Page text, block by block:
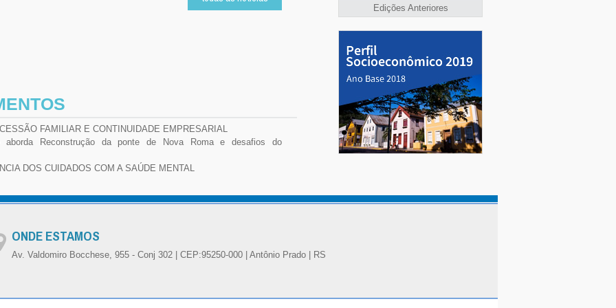
Edições Anteriores
ONDE ESTAMOS
Av. Valdomiro Bocchese, 955 - Conj 302 | CEP:95250-000 | Antônio Prado | RS